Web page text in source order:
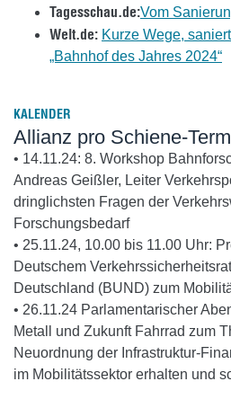
Tagesschau.de:Vom
Welt.de: Kurze Wege,
„Bahnhof des Jahres 2024“
KALENDER
Allianz pro Schiene-
• 14.11.24: 8. Workshop
Andreas Geißler, Leiter
dringlichsten Fragen der
Forschungsbedarf
• 25.11.24, 10.00 bis 11.00 Uhr:
Deutschem
Deutschland (BUND) zum
• 26.11.24 Parlamentarischer
Metall und Zukunft Fahrrad zum
Neuordnung der Infrastruktur-
im Mobilitätssektor erhalten und